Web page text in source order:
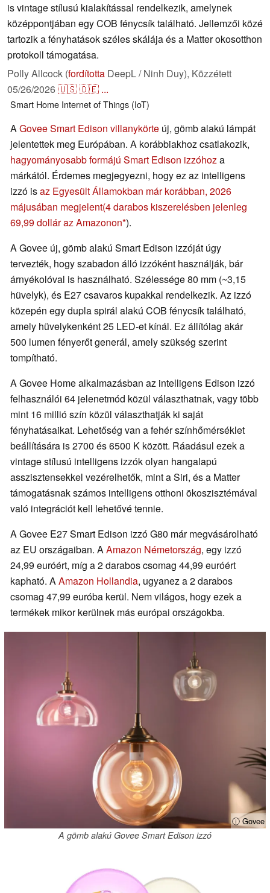
is vintage stílusú kialakítással rendelkezik, amelynek
középpontjában egy COB fénycsík található. Jellemzői közé
tartozik a fényhatások széles skálája és a Matter okosotthon
protokoll támogatása.
Polly Allcock (fordította DeepL / Ninh Duy), Közzétett
05/26/2026🇺🇸🇩🇪 ...
Smart Home Internet of Things (IoT)
AGovee Smart Edison villanykörte új, gömb alakú lámpát
jelentettek meg Európában. A korábbiakhoz csatlakozik,
hagyományosabb formájú Smart Edison izzóhoza
márkától. Érdemes megjegyezni, hogy ez az intelligens
izzó isaz Egyesült Államokban már korábban, 2026
májusában megjelent(4 darabos kiszerelésben jelenleg
69,99 dollár az Amazonon ).
A Govee új, gömb alakú Smart Edison izzóját úgy
tervezték, hogy szabadon álló izzóként használják, bár
árnyékolóval is használható. Szélessége 80 mm (~3,15
hüvelyk), és E27 csavaros kupakkal rendelkezik. Az izzó
közepén egy dupla spirál alakú COB fénycsík található,
amely hüvelykenként 25 LED-et kínál. Ez állítólag akár
500 lumen fényerőt generál, amely szükség szerint
tompítható.
A Govee Home alkalmazásban az intelligens Edison izzó
felhasználói 64 jelenetmód közül választhatnak, vagy több
mint 16 millió szín közül választhatják ki saját
fényhatásaikat. Lehetőség van a fehér színhőmérséklet
beállítására is 2700 és 6500 K között. Ráadásul ezek a
vintage stílusú intelligens izzók olyan hangalapú
asszisztensekkel vezérelhetők, mint a Siri, és a Matter
támogatásnak számos intelligens otthoni ökoszisztémával
való integrációt kell lehetővé tennie.
A Govee E27 Smart Edison izzó G80 már megvásárolható
az EU országaiban. AAmazon Németország, egy izzó
24,99 euróért, míg a 2 darabos csomag 44,99 euróért
kapható. AAmazon Hollandia, ugyanez a 2 darabos
csomag 47,99 euróba kerül. Nem világos, hogy ezek a
termékek mikor kerülnek más európai országokba.
ⓘ Govee
A gömb alakú Govee Smart Edison izzó